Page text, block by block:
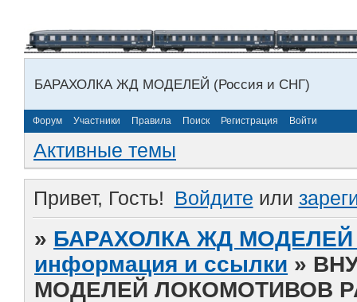
БАРАХОЛКА ЖД МОДЕЛЕЙ (Россия и СНГ)
Форум Участники Правила Поиск Регистрация Войти
Активные темы
Привет, Гость! Войдите или
» БАРАХОЛКА ЖД МОДЕЛЕЙ
информация и ссылки »
МОДЕЛЕЙ ЛОКОМОТИВОВ